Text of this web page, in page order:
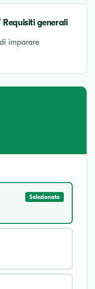
generali
imparare
Selezionato